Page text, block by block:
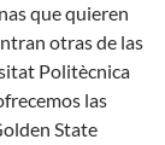
que quieren
otras de las
Politècnica
las
State